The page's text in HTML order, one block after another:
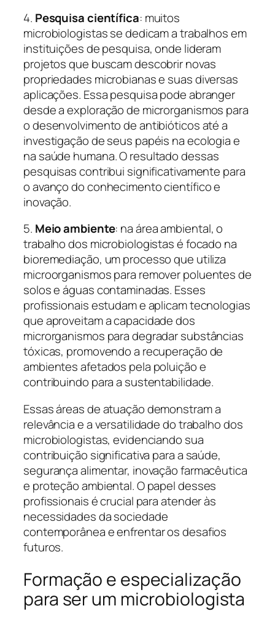
4. Pesquisa científica: muitos
microbiologistas se dedicam a trabalhos em
instituições de pesquisa, onde lideram
projetos que buscam descobrir novas
propriedades microbianas e suas diversas
aplicações. Essa pesquisa pode abranger
desde a exploração de microrganismos para
o desenvolvimento de antibióticos até a
investigação de seus papéis na ecologia e
na saúde humana. O resultado dessas
pesquisas contribui significativamente para
o avanço do conhecimento científico e
inovação.
5. Meio ambiente: na área ambiental, o
trabalho dos microbiologistas é focado na
bioremediação, um processo que utiliza
microorganismos para remover poluentes de
solos e águas contaminadas. Esses
profissionais estudam e aplicam tecnologias
que aproveitam a capacidade dos
microrganismos para degradar substâncias
tóxicas, promovendo a recuperação de
ambientes afetados pela poluição e
contribuindo para a sustentabilidade.
Essas áreas de atuação demonstram a
relevância e a versatilidade do trabalho dos
microbiologistas, evidenciando sua
contribuição significativa para a saúde,
segurança alimentar, inovação farmacêutica
e proteção ambiental. O papel desses
profissionais é crucial para atender às
necessidades da sociedade
contemporânea e enfrentar os desafios
futuros.
Formação e especialização
para ser um microbiologista